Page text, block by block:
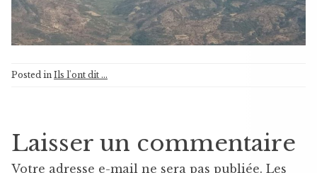
Posted in Ils l'ont dit ...
Laisser un commentaire
Votre adresse e-mail ne sera pas publiée. Les